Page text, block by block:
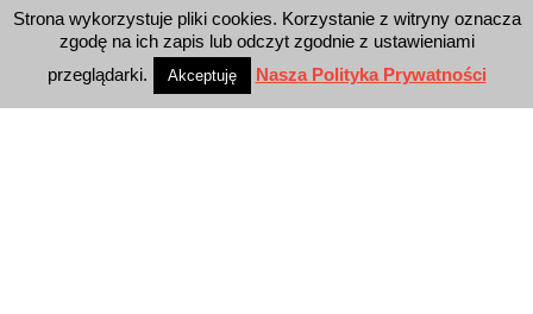
WYSZUKIWARKA
Strona wykorzystuje pliki cookies. Korzystanie z witryny oznacza
zgodę na ich zapis lub odczyt zgodnie z ustawieniami
przeglądarki.
Akceptuję Nasza Polityka Prywatności